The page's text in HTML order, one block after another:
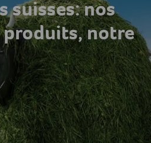
suisses: nos
produits, notre